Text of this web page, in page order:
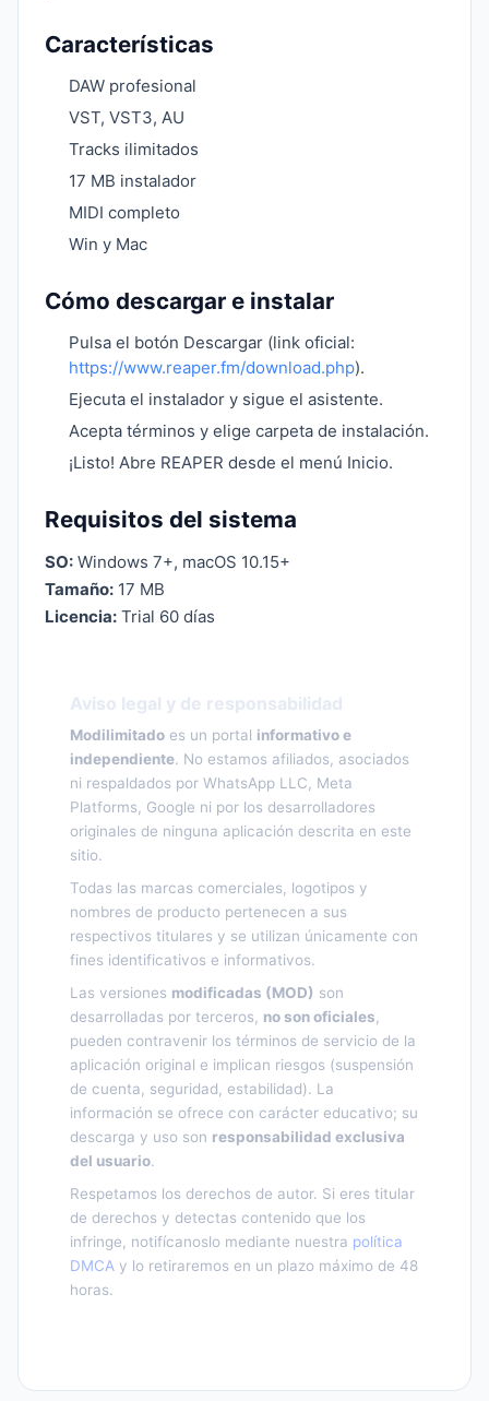
Características
DAW profesional
VST, VST3, AU
Tracks ilimitados
17 MB instalador
MIDI completo
Win y Mac
Cómo descargar e instalar
Pulsa el botón Descargar (link oficial:
https://www.reaper.fm/download.php).
Ejecuta el instalador y sigue el asistente.
Acepta términos y elige carpeta de instalación.
¡Listo! Abre REAPER desde el menú Inicio.
Requisitos del sistema
SO: Windows 7+, macOS 10.15+
Tamaño: 17 MB
Licencia: Trial 60 días
Aviso legal y de responsabilidad
Modilimitado es un portal informativo e
independiente. No estamos afiliados, asociados
ni respaldados por WhatsApp LLC, Meta
Platforms, Google ni por los desarrolladores
originales de ninguna aplicación descrita en este
sitio.
Todas las marcas comerciales, logotipos y
nombres de producto pertenecen a sus
respectivos titulares y se utilizan únicamente con
fines identificativos e informativos.
Las versiones modificadas (MOD) son
desarrolladas por terceros, no son oficiales
pueden contravenir los términos de servicio de la
aplicación original e implican riesgos (suspensión
de cuenta, seguridad, estabilidad). La
información se ofrece con carácter educativo; su
descarga y uso son responsabilidad exclusiva
del usuario.
Respetamos los derechos de autor. Si eres titular
de derechos y detectas contenido que los
infringe, notifícanoslo mediante nuestra política
DMCA y lo retiraremos en un plazo máximo de 48
horas.